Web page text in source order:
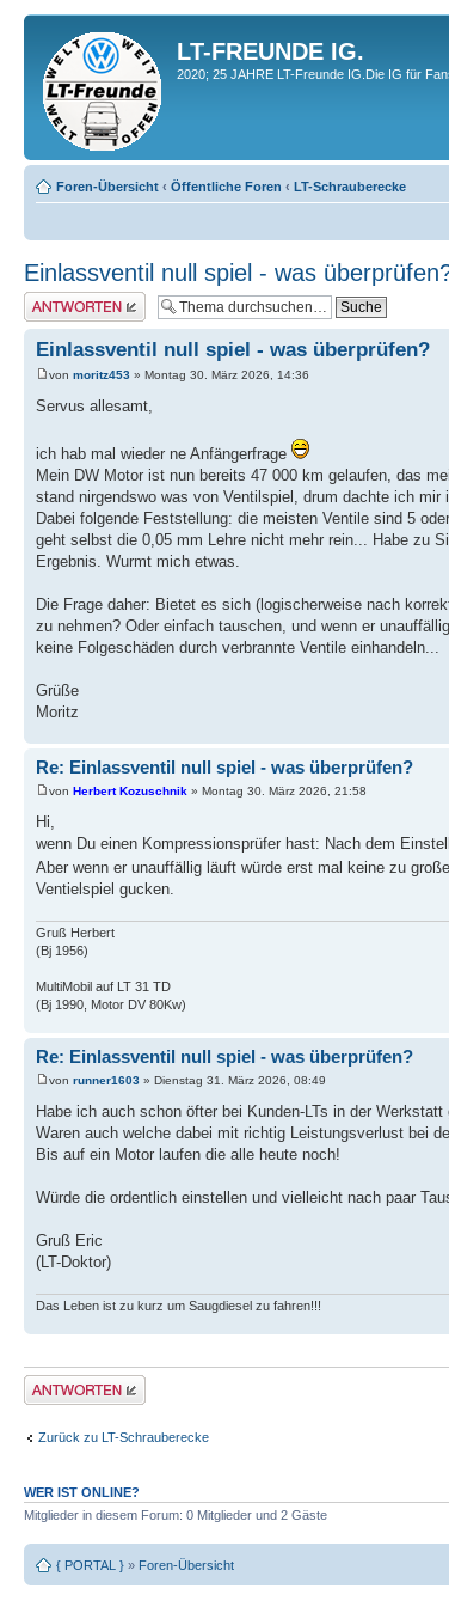
LT-FREUNDE IG.
2020; 25 JAHRE LT-Freunde IG.Die IG für
Foren-Übersicht ‹ Öffentliche Foren ‹ LT-Schrauberecke
Einlassventil null spiel - was
Antwort erstellen
Einlassventil null spiel - was überprüfen?
von moritz453 » Montag 30. März 2026, 14:36
Servus allesamt,
ich hab mal wieder ne Anfängerfrage
Mein DW Motor ist nun bereits 47 000 km gelaufen, das
stand nirgendswo was von Ventilspiel, drum dachte ich mir
Dabei folgende Feststellung: die meisten Ventile sind 5
geht selbst die 0,05 mm Lehre nicht mehr rein... Habe zu
Ergebnis. Wurmt mich etwas.
Die Frage daher: Bietet es sich (logischerweise nach
zu nehmen? Oder einfach tauschen, und wenn er
keine Folgeschäden durch verbrannte Ventile einhandeln...
Grüße
Moritz
Re: Einlassventil null spiel - was überprüfen?
von Herbert Kozuschnik » Montag 30. März 2026, 21:58
Hi,
wenn Du einen Kompressionsprüfer hast: Nach dem
Aber wenn er unauffällig läuft würde erst mal keine zu
Ventielspiel gucken.
Gruß Herbert
(Bj 1956)
MultiMobil auf LT 31 TD
(Bj 1990, Motor DV 80Kw)
Re: Einlassventil null spiel - was überprüfen?
von runner1603 » Dienstag 31. März 2026, 08:49
Habe ich auch schon öfter bei Kunden-LTs in der
Waren auch welche dabei mit richtig Leistungsverlust bei
Bis auf ein Motor laufen die alle heute noch!
Würde die ordentlich einstellen und vielleicht nach paar
Gruß Eric
(LT-Doktor)
Das Leben ist zu kurz um Saugdiesel zu fahren!!!
Antwort erstellen
Zurück zu LT-Schrauberecke
WER IST ONLINE?
Mitglieder in diesem Forum: 0 Mitglieder und 2 Gäste
{ PORTAL } » Foren-Übersicht